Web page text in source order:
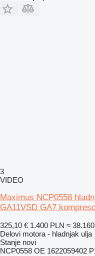
3
VIDEO
Maximus NCP0558
GA11VSD GA7
325,10 € 1.400 PLN ≈
Delovi motora - hladnjak ulja
Stanje novi
NCP0558 OE 1622059402